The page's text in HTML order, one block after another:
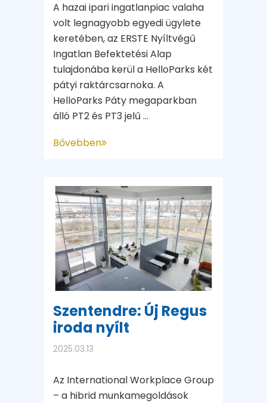
A hazai ipari ingatlanpiac valaha
volt legnagyobb egyedi ügylete
keretében, az ERSTE Nyíltvégű
Ingatlan Befektetési Alap
tulajdonába kerül a HelloParks két
pátyi raktárcsarnoka. A
HelloParks Páty megaparkban
álló PT2 és PT3 jelű ...
Bővebben
Szentendre: Új Regus
iroda nyílt
2025.03.13
Az International Workplace Group
– a hibrid munkamegoldások